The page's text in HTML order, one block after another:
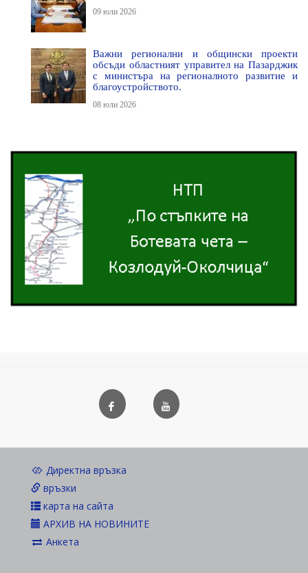
09 юли 2026
Важни регионални и общински проекти
обсъди областният управител на Пазарджик
с министъра на регионалното развитие и
благоустройството.
08 юли 2026
Директна връзка
връзки
карта на сайта
АРХИВ НА НОВИНИТЕ
Анкета